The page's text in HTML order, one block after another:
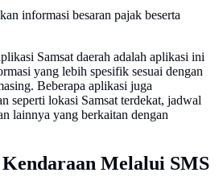
informasi besaran pajak beserta
Samsat daerah adalah aplikasi ini
yang lebih spesifik sesuai dengan
Beberapa aplikasi juga
seperti lokasi Samsat terdekat, jadwal
lainnya yang berkaitan dengan
Melalui SMS